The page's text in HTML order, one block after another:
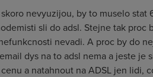
nevyuzijou, by to muselo stat
sli do adsl. Stejne tak proc
nevadi. A proc by do
dys na to adsl nema a jeste je
a natahnout na ADSL jen lidi,